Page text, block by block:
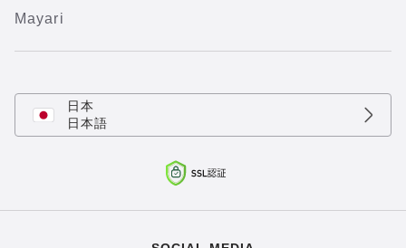
Mayari
日本
日本語